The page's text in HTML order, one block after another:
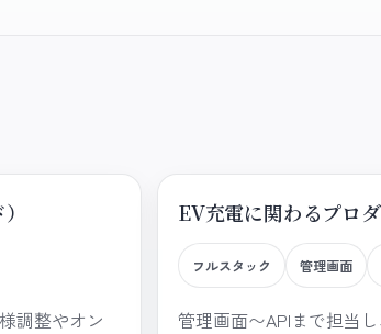
調整やオン
EV充電に関わるプロ
フルスタック 管理画面
管理画面〜APIまで担当